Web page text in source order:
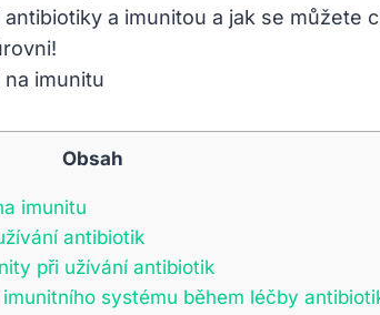
a imunitou a jak se
Obsah
imunitu
antibiotik
při užívání antibiotik
systému během léčby